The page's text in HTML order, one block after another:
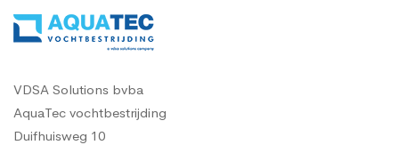
VDSA Solutions bvba
AquaTec vochtbestrijding
Duifhuisweg 10